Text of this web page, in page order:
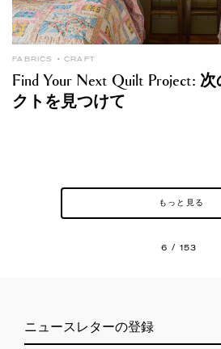
FABRICS CRAFT
Find Your Next Quilt Project:
クトを見つけて
もっと見る
6 / 153
ニュースレターの登録